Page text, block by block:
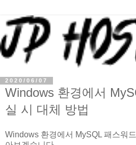
2020/06/07
Windows 환경에서
실 시 대체 방법
Windows 환경에서 MySQL 패스워